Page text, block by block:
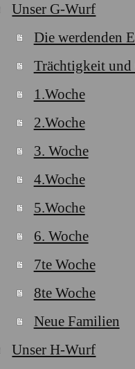
Unser G-Wurf
Die werdenden
Trächtigkeit und
1.Woche
2.Woche
3. Woche
4.Woche
5.Woche
6. Woche
7te Woche
8te Woche
Neue Familien
Unser H-Wurf